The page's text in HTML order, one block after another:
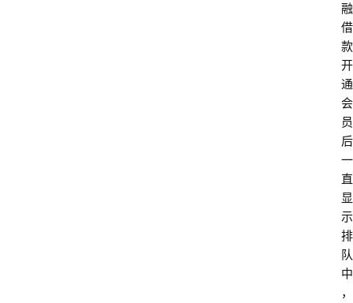
融
借
款
开
通
会
员
后
一
直
显
示
排
队
中
，